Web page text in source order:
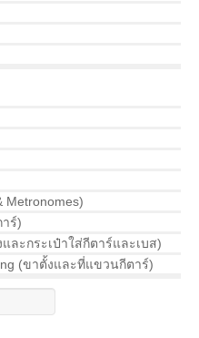
Metronomes)
ร์)
ละกระเป๋าใส่กีตาร์และเบส)
(ขาตั้งและที่แขวนกีตาร์)